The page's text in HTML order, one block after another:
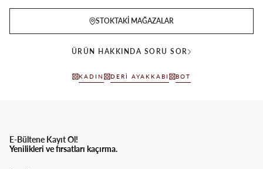
STOKTAKI MAĞAZALAR
ÜRÜN HAKKINDA SORU SOR
KADIN DERI AYAKKABI BOT
E-Bültene Kayıt Ol!
Yenilikleri ve fırsatları kaçırma.